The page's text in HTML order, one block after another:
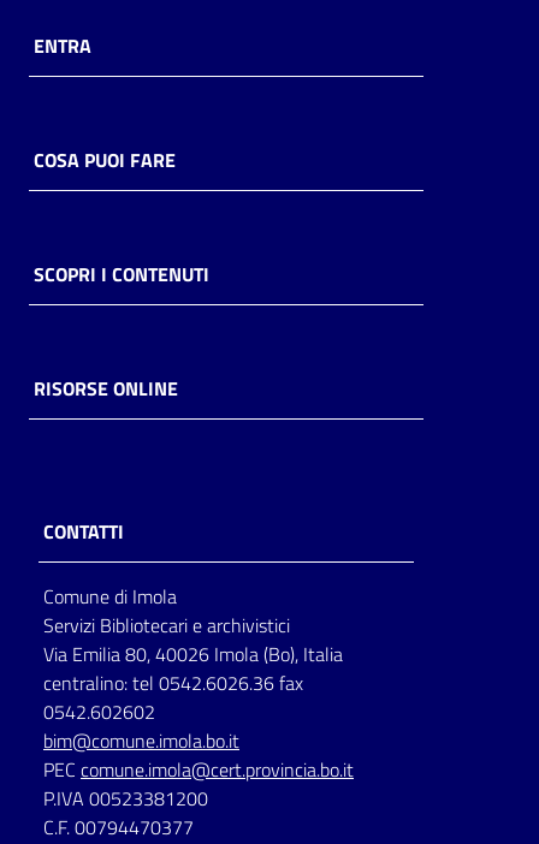
ENTRA
COSA PUOI FARE
SCOPRI I CONTENUTI
RISORSE ONLINE
CONTATTI
Comune di Imola
Servizi Bibliotecari e archivistici
Via Emilia 80, 40026 Imola (Bo), Italia
centralino: tel 0542.6026.36 fax
0542.602602
bim@comune.imola.bo.it
PEC comune.imola@cert.provincia.bo.it
P.IVA 00523381200
C.F. 00794470377